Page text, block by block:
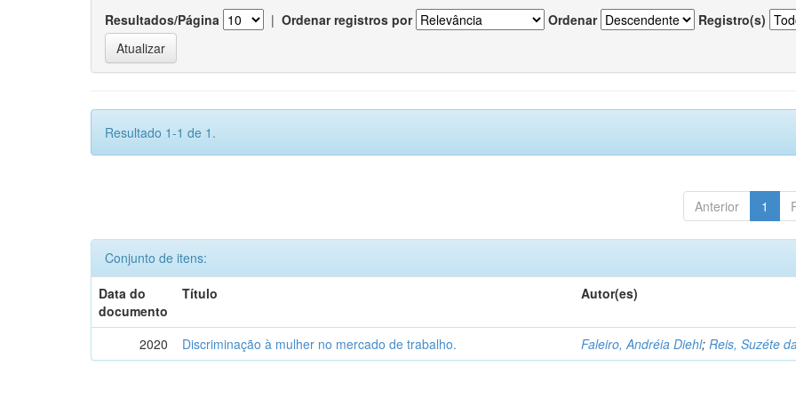
Resultados/Página | Ordenar registros por Ordenar Registro(s)
Resultado 1-1 de 1.
Anterior 1
Conjunto de itens:
Data do
documento
Título Autor(es)
2020 Discriminação à mulher no mercado de trabalho. Faleiro, Andréia Diehl;Reis, Suzéte